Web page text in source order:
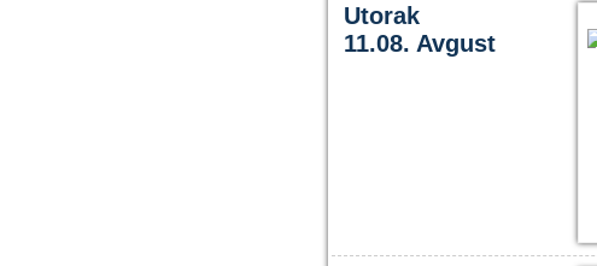
Utorak
11.08. Avgust